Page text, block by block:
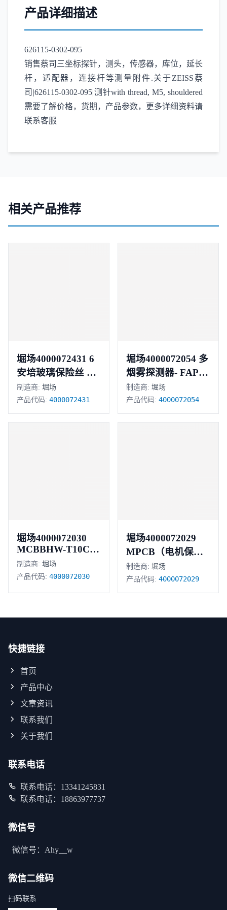
产品详细描述
626115-0302-095
销售蔡司三坐标探针，测头，传感器，库位，延长
杆，适配器，连接杆等测量附件.关于ZEISS蔡
司|626115-0302-095|测针with thread, M5, shouldered
需要了解价格，货期，产品参数，更多详细资料请
联系客服
相关产品推荐
堀场4000072431 6
安培玻璃保险丝 正
品
制造商: 堀场
产品代码: 4000072431
堀场4000072054 多
烟雾探测器- FAPT-
851
制造商: 堀场
产品代码: 4000072054
堀场4000072030
MCBBHW-T10C64
极 6安培
制造商: 堀场
产品代码: 4000072030
堀场4000072029
MPCB（电机保护
断路器）
制造商: 堀场
产品代码: 4000072029
快捷链接
首页
产品中心
文章资讯
联系我们
关于我们
联系电话
联系电话：13341245831
联系电话：18863977737
微信号
微信号：Ahy__w
微信二维码
扫码联系